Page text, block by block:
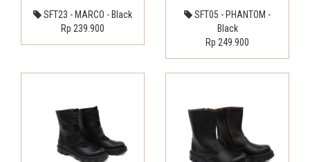
SFT23 - MARCO - Black
Rp 239.900
SFT05 - PHANTOM -
Black
Rp 249.900